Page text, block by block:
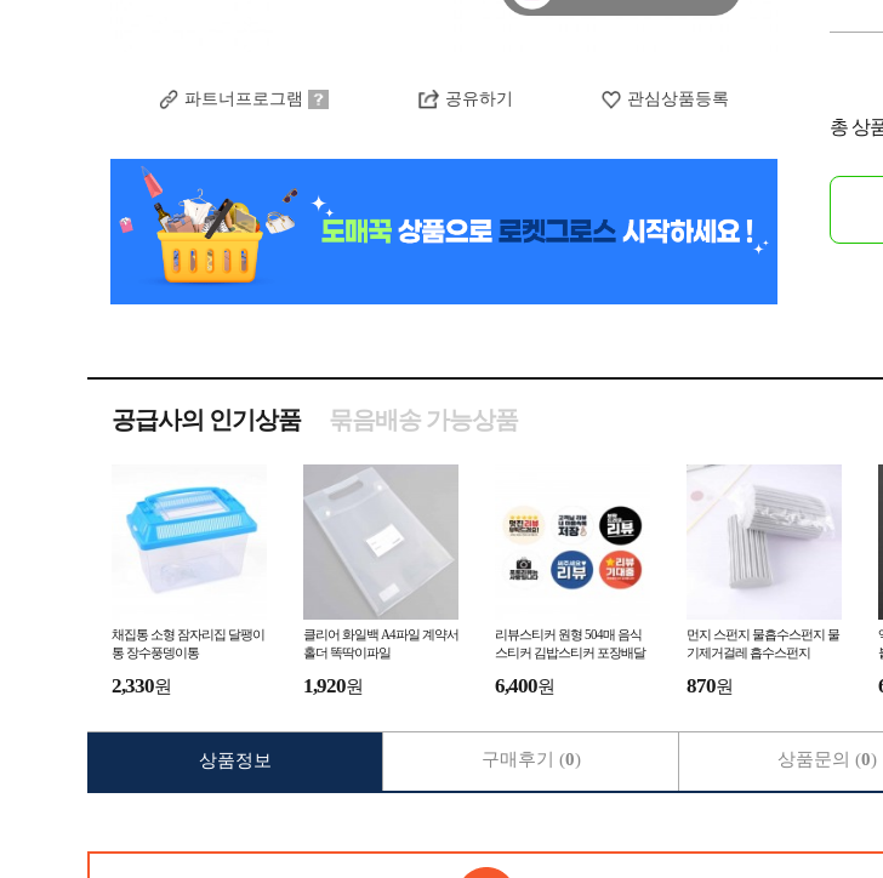
파트너프로그램 공유하기 관심상품등록
총 상
공급사의 인기상품 묶음배송 가능상품
채집통 소형 잠자리집 달팽이
통 장수풍뎅이통
2,330원
클리어 화일백 A4파일 계약서
홀더 똑딱이파일
1,920원
리뷰스티커 원형 504매 음식
스티커 김밥스티커 포장배달
6,400원
먼지 스펀지 물흡수스펀지 물
기제거걸레 흡수스펀지
870원
상품정보 구매후기 (0) 상품문의 (0)